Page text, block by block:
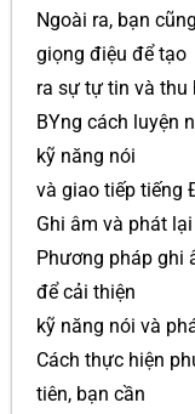
Ngoài ra, bạn
giọng điệu để tạo
ra sự tự tin và thu
BYng cách luyện
kỹ năng nói
và giao tiếp tiếng
Ghi âm và phát
Phương pháp ghi
để cải thiện
kỹ năng nói và
Cách thực hiện
tiên, bạn cần